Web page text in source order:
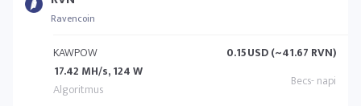
Ravencoin
KAWPOW
17.42 MH/s, 124 W
0.15USD (~41.67 RVN)